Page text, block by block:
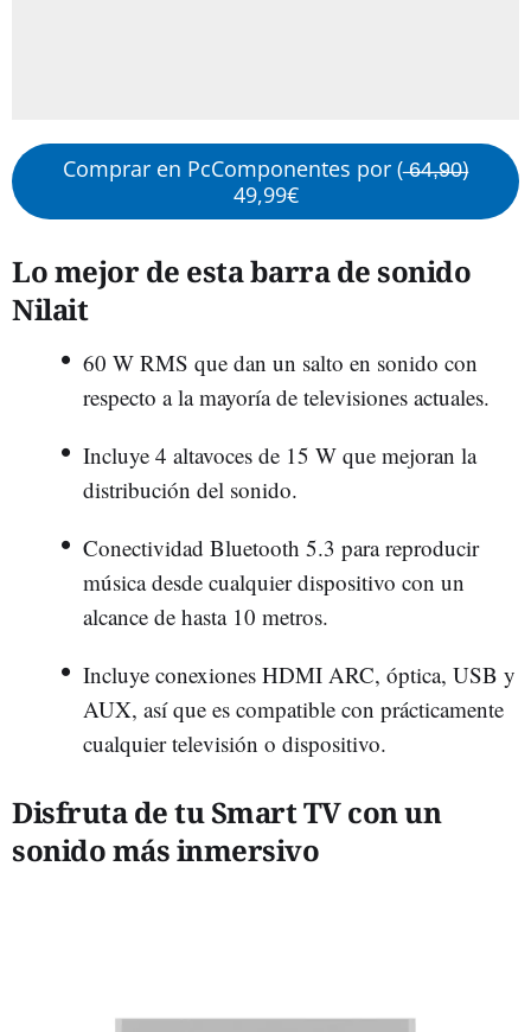
Comprar en PcComponentes por ( ̶6̶4̶,̶9̶0̶)
49,99€
Lo mejor de esta barra de sonido
Nilait
60 W RMS que dan un salto en sonido con
respecto a la mayoría de televisiones actuales.
Incluye 4 altavoces de 15 W que mejoran la
distribución del sonido.
Conectividad Bluetooth 5.3 para reproducir
música desde cualquier dispositivo con un
alcance de hasta 10 metros.
Incluye conexiones HDMI ARC, óptica, USB y
AUX, así que es compatible con prácticamente
cualquier televisión o dispositivo.
Disfruta de tu Smart TV con un
sonido más inmersivo